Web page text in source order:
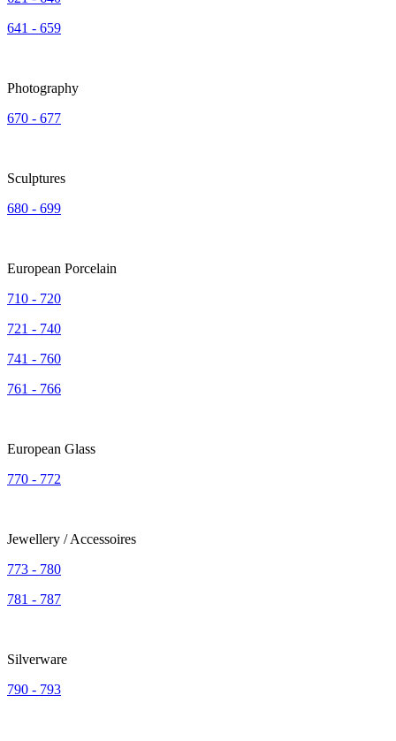
641 - 659
Photography
670 - 677
Sculptures
680 - 699
European Porcelain
710 - 720
721 - 740
741 - 760
761 - 766
European Glass
770 - 772
Jewellery / Accessoires
773 - 780
781 - 787
Silverware
790 - 793